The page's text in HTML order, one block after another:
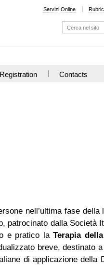
Servizi Online
Cerca nel sito
Registration Contacts
nell’ultima fase della
patrocinato dalla Società
e pratico laTerapia
breve, destinato a
di applicazione della